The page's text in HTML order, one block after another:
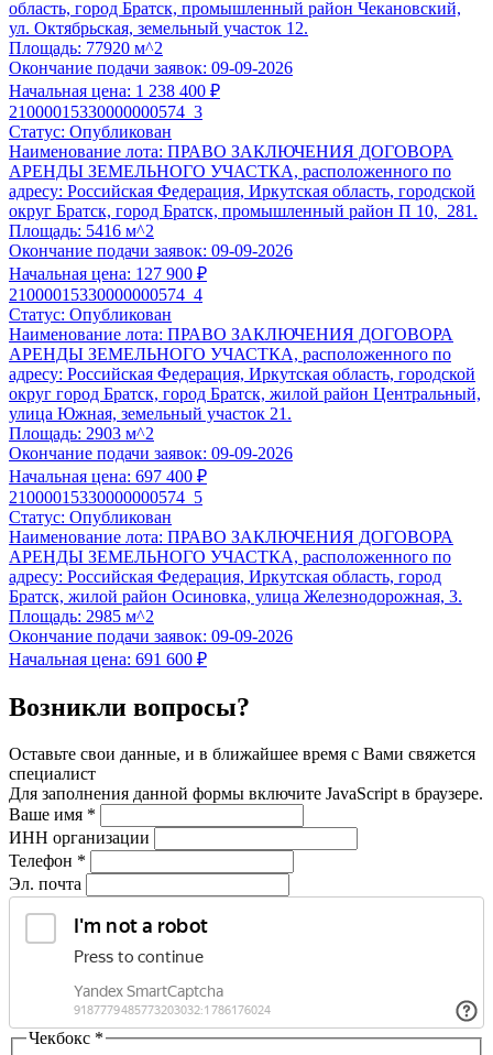
Анализ документации по торгам по реализации
соответствии с ФЗ №178-ФЗ, 26-ПП, 570-ПП, 769-ПП и
Формирование списка документов, необходимых для
Подготовка заявки в течение
Клиентом;
Проверка на соответствие представленных документов.
Выбрать услугу
область, город Братск, промышленный район Чекановский,
ул. Октябрьская, земельный участок 12.
Площадь: 77920 м^2
Окончание подачи заявок: 09-09-2026
Начальная цена: 1 238 400 ₽
21000015330000000574_3
Статус: Опубликован
Наименование лота: ПРАВО ЗАКЛЮЧЕНИЯ ДОГОВОРА
АРЕНДЫ ЗЕМЕЛЬНОГО УЧАСТКА, расположенного по
адресу: Российская Федерация, Иркутская область, городской
округ Братск, город Братск, промышленный район П 10, 281.
Площадь: 5416 м^2
Окончание подачи заявок: 09-09-2026
Начальная цена: 127 900 ₽
21000015330000000574_4
Статус: Опубликован
Наименование лота: ПРАВО ЗАКЛЮЧЕНИЯ ДОГОВОРА
АРЕНДЫ ЗЕМЕЛЬНОГО УЧАСТКА, расположенного по
адресу: Российская Федерация, Иркутская область, городской
округ город Братск, город Братск, жилой район Центральный,
улица Южная, земельный участок 21.
Площадь: 2903 м^2
Окончание подачи заявок: 09-09-2026
Начальная цена: 697 400 ₽
21000015330000000574_5
Статус: Опубликован
Наименование лота: ПРАВО ЗАКЛЮЧЕНИЯ ДОГОВОРА
АРЕНДЫ ЗЕМЕЛЬНОГО УЧАСТКА, расположенного по
адресу: Российская Федерация, Иркутская область, город
Братск, жилой район Осиновка, улица Железнодорожная, 3.
Площадь: 2985 м^2
Окончание подачи заявок: 09-09-2026
Начальная цена: 691 600 ₽
Возникли вопросы?
Оставьте свои данные, и в ближайшее время с Вами свяжется
специалист
Для заполнения данной формы включите JavaScript в браузере.
Ваше имя *
ИНН организации
Телефон *
Эл. почта
Чекбокс *